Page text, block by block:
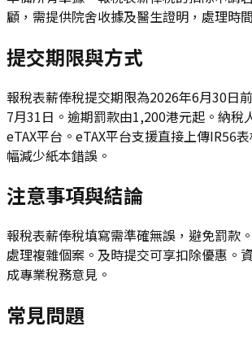
顧，需提供院舍收據及醫生證明，處理時
提交期限與方式
報稅表薪俸稅提交期限為2026年6月30日
7月31日。逾期罰款由1,200港元起。納稅
eTAX平台。eTAX平台支援直接上傳IR56
幅減少紙本錯誤。
注意事項與結論
報稅表薪俸稅填寫需準確無誤，避免罰款
處理複雜個案。及時提交可享扣除優惠。
成專業稅務意見。
常見問題